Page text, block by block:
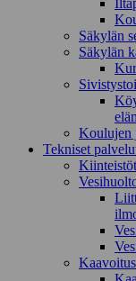
Säkylän
Säkylän
Koulujen
Tekniset
Kaavoitus